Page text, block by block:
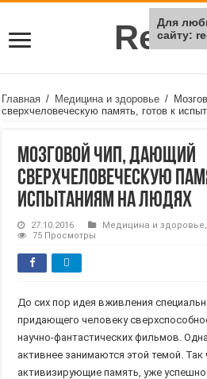
Rei
Главная / Медицина и здоровье /
сверхчеловеческую память, готов к
Мозговой чип, дающий
сверхчеловеческую
испытаниям на людях
27.10.2016 Медицина и здоровье,
75 Просмотры
До сих пор идея вживления
придающего человеку
научно-фантастических фильмов.
активнее занимаются этой темой.
активизирующие память, уже
Для
сайту: